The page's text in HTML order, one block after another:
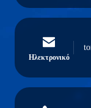
Ηλεκτρονικό